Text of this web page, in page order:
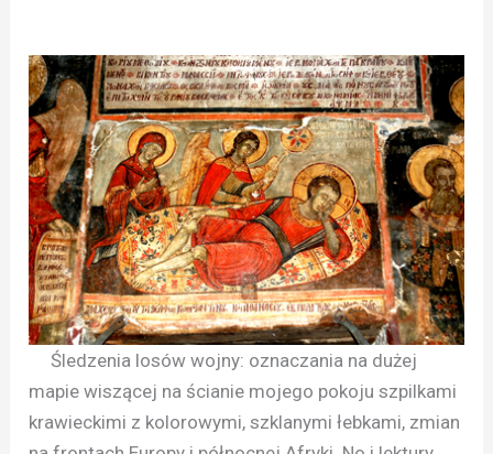
Śledzenia losów wojny: oznaczania na dużej
mapie wiszącej na ścianie mojego pokoju szpilkami
krawieckimi z kolorowymi, szklanymi łebkami, zmian